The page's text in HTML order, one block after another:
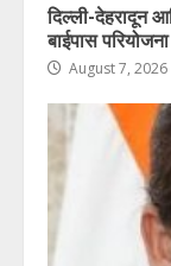
दिल्ली-देहरादून
बाईपास
August 7, 2026